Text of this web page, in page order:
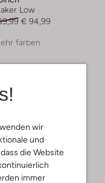
wir
und
die Website
immer
Low
€ 94,99
farben